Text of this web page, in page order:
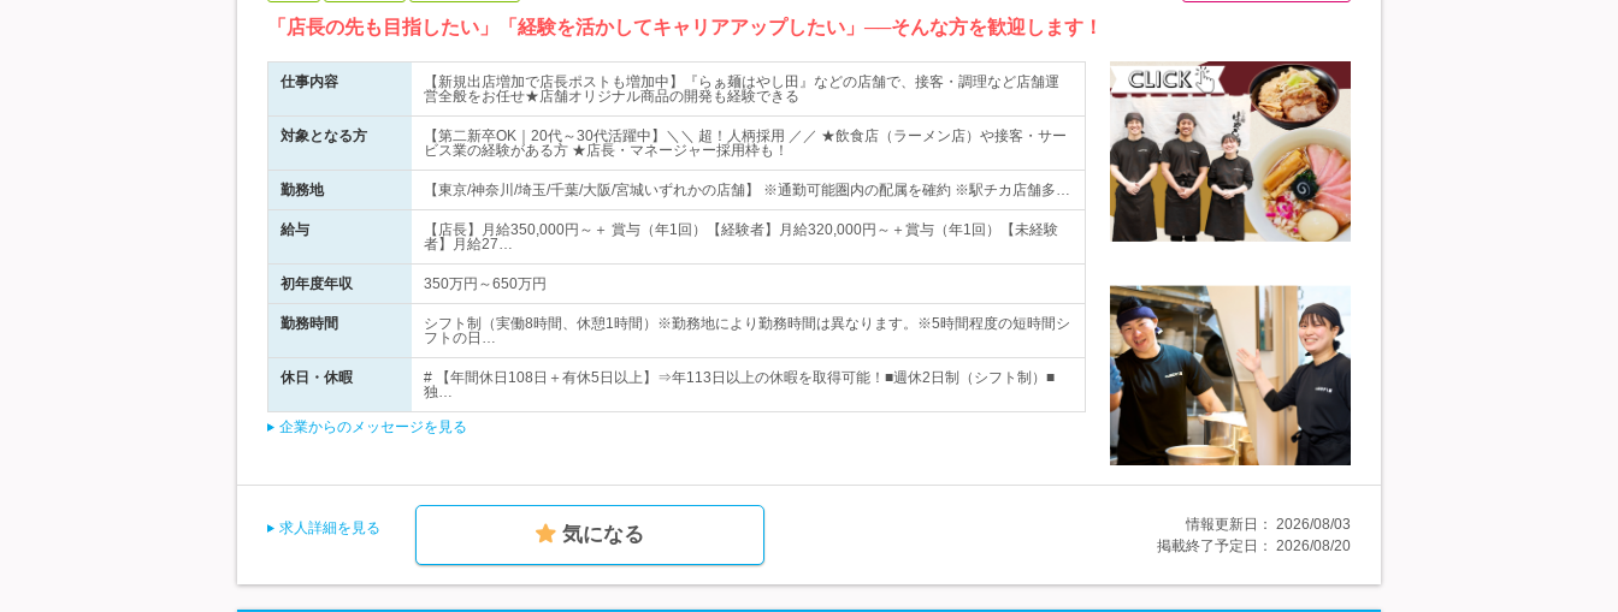
「店長の先も目指したい」「経験を活かしてキャリアアップしたい」──そんな方を歓迎します！
仕事内容
【新規出店増加で店長ポストも増加中】『らぁ麺はやし田』などの店舗で、接客・調理など店舗運
営全般をお任せ★店舗オリジナル商品の開発も経験できる
対象となる方
【第二新卒OK｜20代～30代活躍中】＼＼ 超！人柄採用 ／／ ★飲食店（ラーメン店）や接客・サー
ビス業の経験がある方 ★店長・マネージャー採用枠も！
勤務地 【東京/神奈川/埼玉/千葉/大阪/宮城いずれかの店舗】 ※通勤可能圏内の配属を確約 ※駅チカ店舗多…
給与
【店長】月給350,000円～＋ 賞与（年1回）【経験者】月給320,000円～＋賞与（年1回）【未経験
者】月給27…
初年度年収 350万円～650万円
勤務時間
シフト制（実働8時間、休憩1時間）※勤務地により勤務時間は異なります。※5時間程度の短時間シ
フトの日…
休日・休暇
# 【年間休日108日＋有休5日以上】⇒年113日以上の休暇を取得可能！■週休2日制（シフト制）■
独…
企業からのメッセージを見る
求人詳細を見る 気になる 情報更新日： 2026/08/03
掲載終了予定日： 2026/08/20